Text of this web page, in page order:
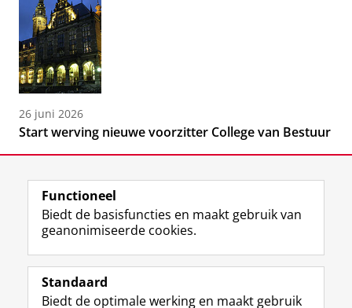
26 juni 2026
Start werving nieuwe voorzitter College van Bestuur
Volg de RUG
F
a
e
L
i
k
R
S
-
I
n
t
Y
o
T
Functioneel
Biedt de basisfuncties en maakt gebruik van
geanonimiseerde cookies.
Standaard
Biedt de optimale werking en maakt gebruik